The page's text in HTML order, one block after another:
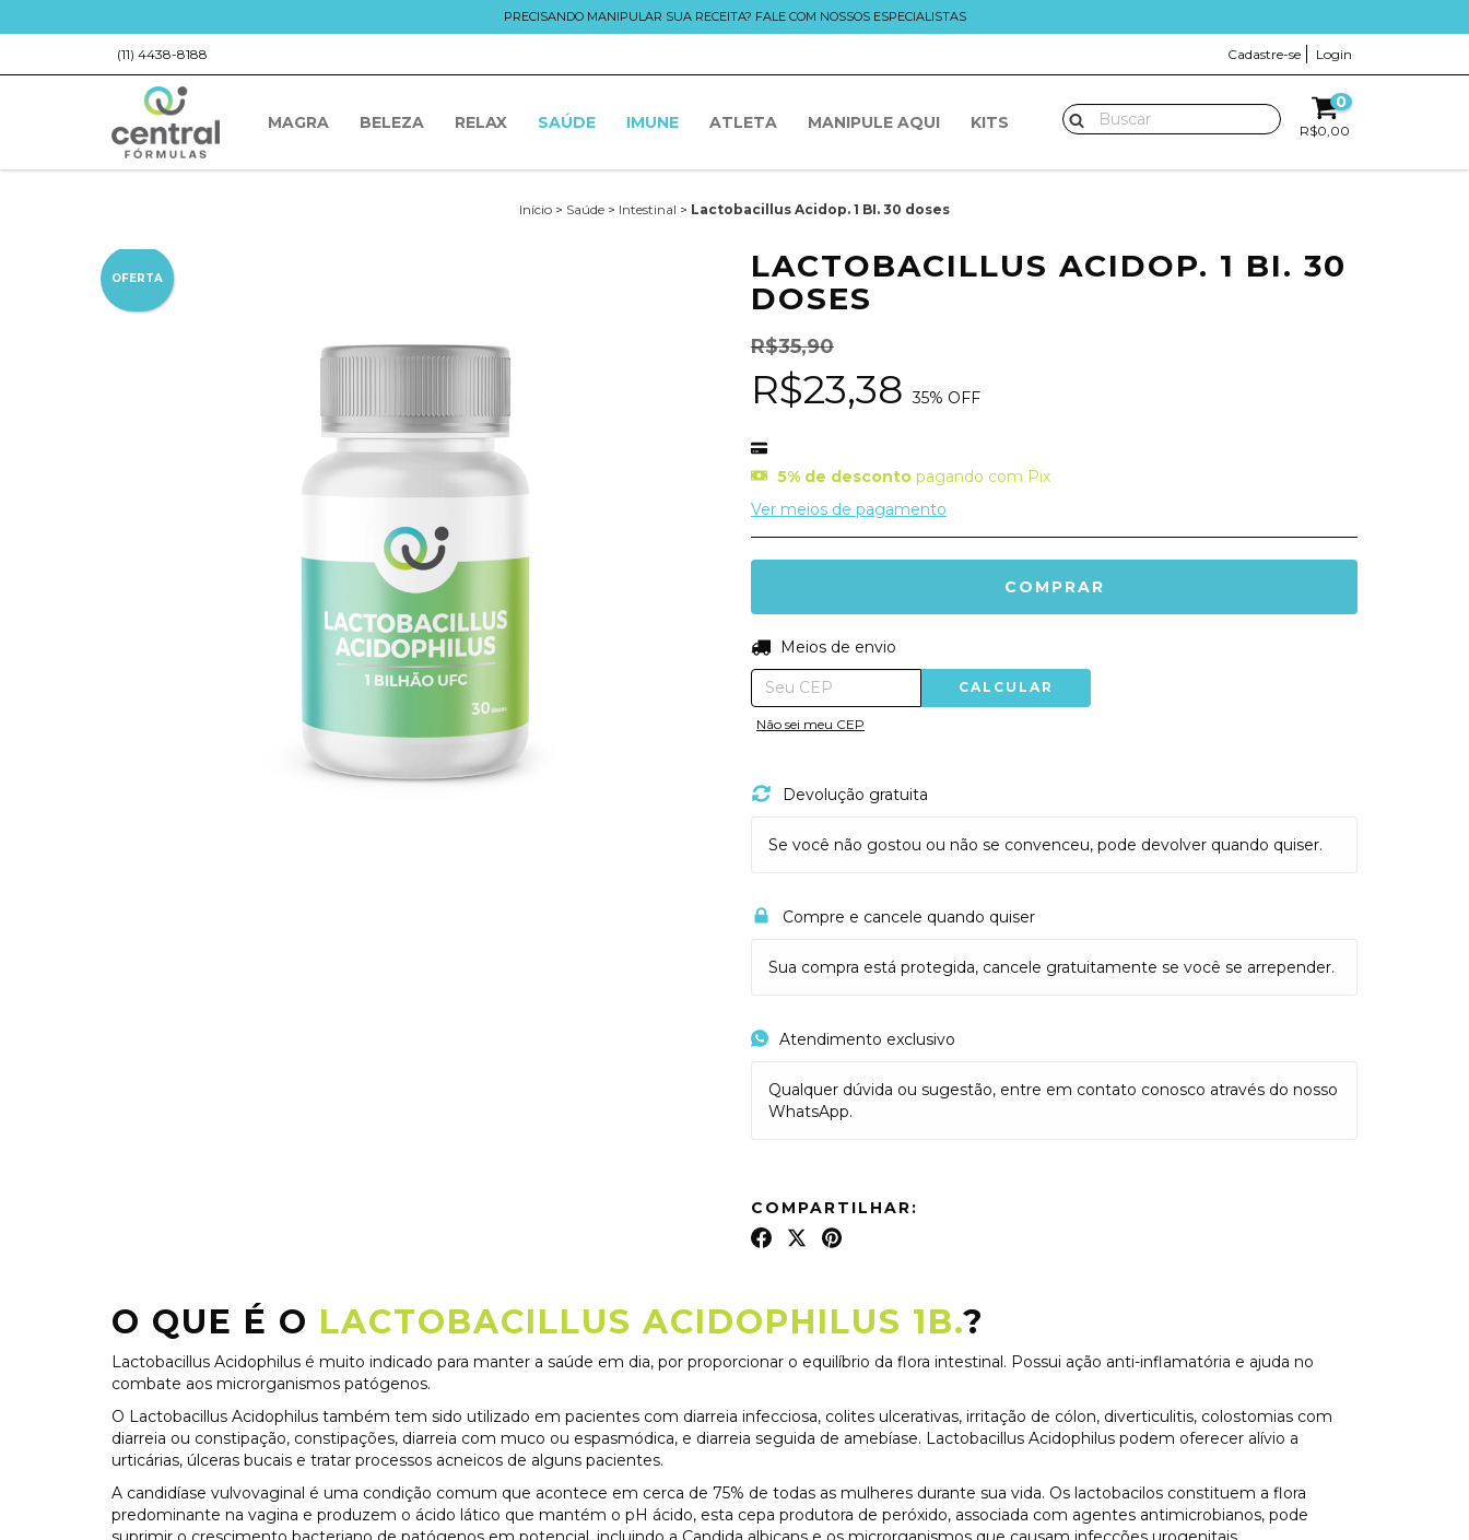
PRECISANDO MANIPULAR SUA RECEITA? FALE COM NOSSOS ESPECIALISTAS
(11) 4438-8188 Cadastre-se Login
MAGRA BELEZA RELAX SAÚDE IMUNE ATLETA MANIPULE AQUI KITS
0
R$0,00
Início > Saúde > Intestinal > Lactobacillus Acidop. 1 BI. 30 doses
OFERTA
LACTOBACILLUS ACIDOP. 1 BI. 30
DOSES
R$35,90
R$23,3835% OFF
5% de desconto pagando com Pix
Ver meios de pagamento
Entregas para o CEP:
Meios de envio
CALCULAR
Não sei meu CEP
Devolução gratuita
Se você não gostou ou não se convenceu, pode devolver quando quiser.
Compre e cancele quando quiser
Sua compra está protegida, cancele gratuitamente se você se arrepender.
Atendimento exclusivo
Qualquer dúvida ou sugestão, entre em contato conosco através do nosso
WhatsApp.
COMPARTILHAR:
O QUE É O LACTOBACILLUS ACIDOPHILUS 1B.?
Lactobacillus Acidophilus é muito indicado para manter a saúde em dia, por proporcionar o equilíbrio da flora intestinal. Possui ação anti-inflamatória e ajuda no
combate aos microrganismos patógenos.
O Lactobacillus Acidophilus também tem sido utilizado em pacientes com diarreia infecciosa, colites ulcerativas, irritação de cólon, diverticulitis, colostomias com
diarreia ou constipação, constipações, diarreia com muco ou espasmódica, e diarreia seguida de amebíase. Lactobacillus Acidophilus podem oferecer alívio a
urticárias, úlceras bucais e tratar processos acneicos de alguns pacientes.
A candidíase vulvovaginal é uma condição comum que acontece em cerca de 75% de todas as mulheres durante sua vida. Os lactobacilos constituem a flora
predominante na vagina e produzem o ácido lático que mantém o pH ácido, esta cepa produtora de peróxido, associada com agentes antimicrobianos, pode